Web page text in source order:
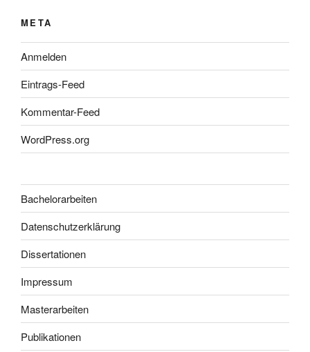
META
Anmelden
Eintrags-Feed
Kommentar-Feed
WordPress.org
Bachelorarbeiten
Datenschutzerklärung
Dissertationen
Impressum
Masterarbeiten
Publikationen